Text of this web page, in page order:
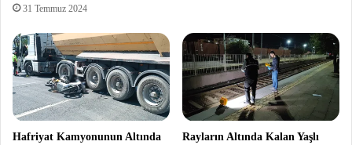
31 Temmuz 2024
Hafriyat Kamyonunun Altında
Rayların Altında Kalan Yaşlı